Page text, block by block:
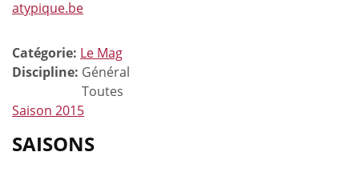
atypique.be
Catégorie: Le Mag
Discipline: Général
Toutes
Saison 2015
SAISONS